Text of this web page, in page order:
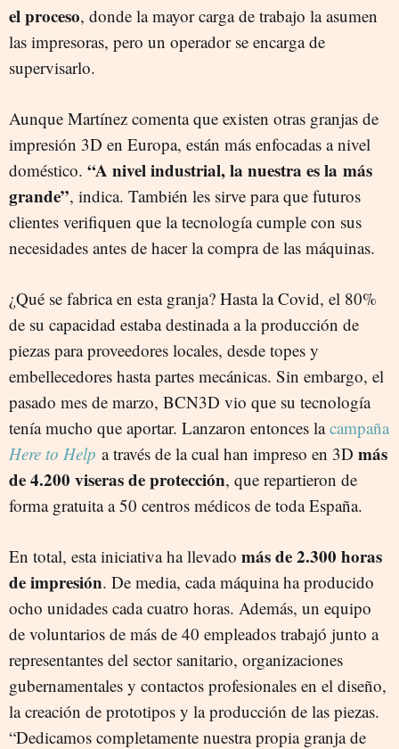
el proceso, donde la mayor carga de trabajo la asumen
las impresoras, pero un operador se encarga de
supervisarlo.
Aunque Martínez comenta que existen otras granjas de
impresión 3D en Europa, están más enfocadas a nivel
doméstico. “A nivel industrial, la nuestra es la más
grande”, indica. También les sirve para que futuros
clientes verifiquen que la tecnología cumple con sus
necesidades antes de hacer la compra de las máquinas.
¿Qué se fabrica en esta granja? Hasta la Covid, el 80%
de su capacidad estaba destinada a la producción de
piezas para proveedores locales, desde topes y
embellecedores hasta partes mecánicas. Sin embargo, el
pasado mes de marzo, BCN3D vio que su tecnología
tenía mucho que aportar. Lanzaron entonces lacampaña
Here to Help a través de la cual han impreso en 3D más
de 4.200 viseras de protección, que repartieron de
forma gratuita a 50 centros médicos de toda España.
En total, esta iniciativa ha llevado más de 2.300 horas
de impresión. De media, cada máquina ha producido
ocho unidades cada cuatro horas. Además, un equipo
de voluntarios de más de 40 empleados trabajó junto a
representantes del sector sanitario, organizaciones
gubernamentales y contactos profesionales en el diseño,
la creación de prototipos y la producción de las piezas.
“Dedicamos completamente nuestra propia granja de